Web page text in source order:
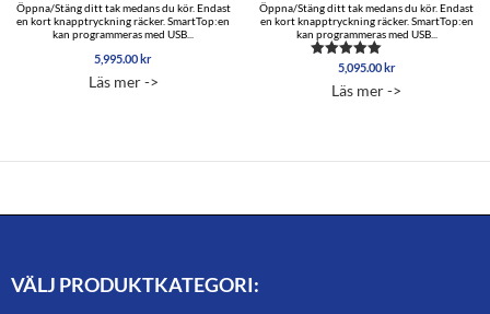
Öppna/Stäng ditt tak medans du kör. Endast
en kort knapptryckning räcker. SmartTop:en
kan programmeras med USB...
5,995.00 kr
Läs mer ->
Öppna/Stäng ditt tak medans du kör. Endast
en kort knapptryckning räcker. SmartTop:en
kan programmeras med USB...
Betygsatt
av 5
5,095.00 kr
Läs mer ->
VÄLJ PRODUKTKATEGORI: